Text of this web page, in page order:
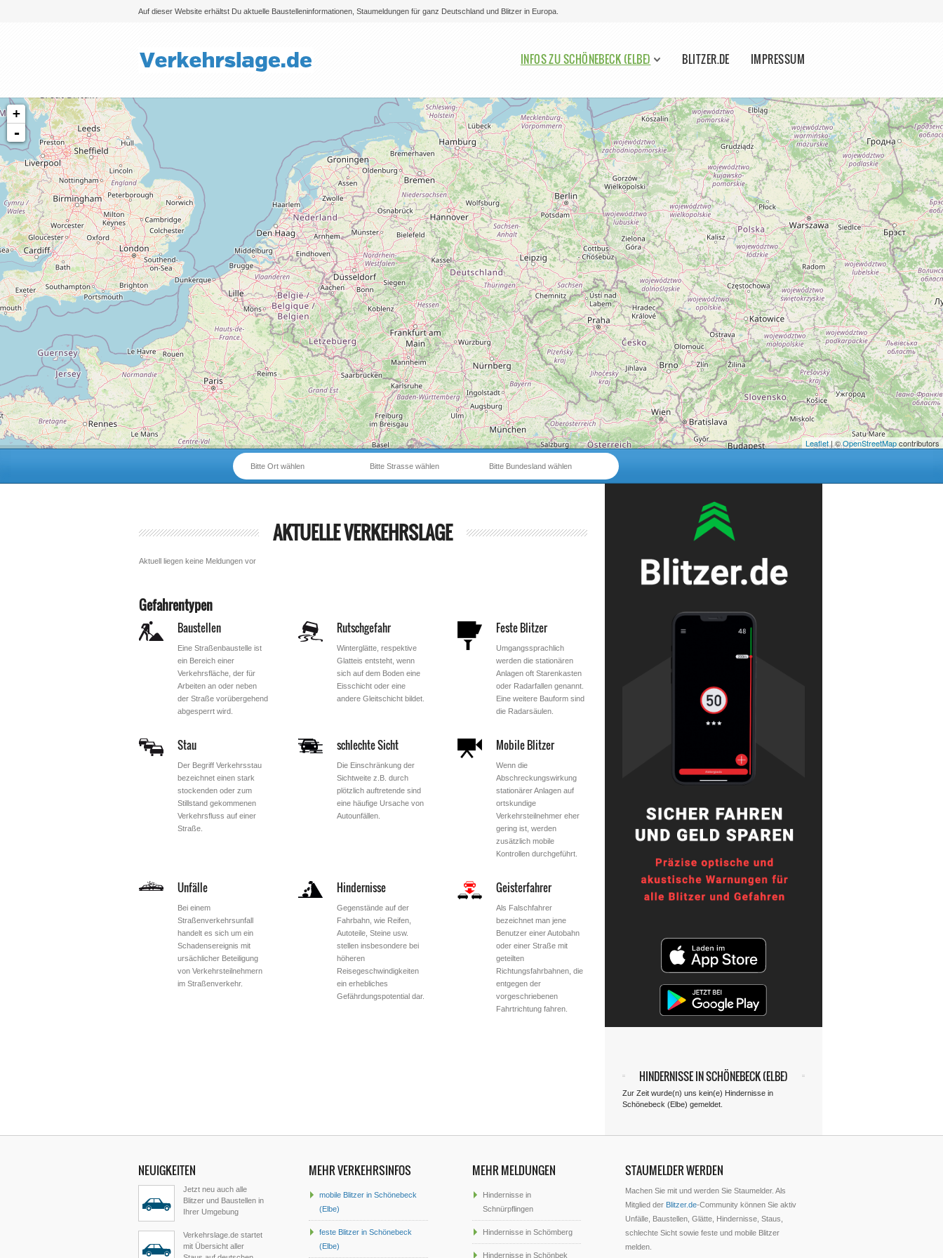
Auf dieser Website erhältst Du aktuelle Baustelleninformationen, Staumeldungen für ganz Deutschland und Blitzer in Europa.
Bitte auswählen
INFOS ZU SCHÖNEBECK (ELBE) BLITZER.DE IMPRESSUM
+
-
Leaflet| ©OpenStreetMapcontributors
Bitte Bundesland wählen
Bitte Strasse wählen
Bitte Ort wählen
AKTUELLE VERKEHRSLAGE
Aktuell liegen keine Meldungen vor
Gefahrentypen
Baustellen
Eine Straßenbaustelle ist
ein Bereich einer
Verkehrsfläche, der für
Arbeiten an oder neben
der Straße vorübergehend
abgesperrt wird.
Rutschgefahr
Winterglätte, respektive
Glatteis entsteht, wenn
sich auf dem Boden eine
Eisschicht oder eine
andere Gleitschicht bildet.
Feste Blitzer
Umgangssprachlich
werden die stationären
Anlagen oft Starenkasten
oder Radarfallen genannt.
Eine weitere Bauform sind
die Radarsäulen.
Stau
Der Begriff Verkehrsstau
bezeichnet einen stark
stockenden oder zum
Stillstand gekommenen
Verkehrsfluss auf einer
Straße.
schlechte Sicht
Die Einschränkung der
Sichtweite z.B. durch
plötzlich auftretende sind
eine häufige Ursache von
Autounfällen.
Mobile Blitzer
Wenn die
Abschreckungswirkung
stationärer Anlagen auf
ortskundige
Verkehrsteilnehmer eher
gering ist, werden
zusätzlich mobile
Kontrollen durchgeführt.
Unfälle
Bei einem
Straßenverkehrsunfall
handelt es sich um ein
Schadensereignis mit
ursächlicher Beteiligung
von Verkehrsteilnehmern
im Straßenverkehr.
Hindernisse
Gegenstände auf der
Fahrbahn, wie Reifen,
Autoteile, Steine usw.
stellen insbesondere bei
höheren
Reisegeschwindigkeiten
ein erhebliches
Gefährdungspotential dar.
Geisterfahrer
Als Falschfahrer
bezeichnet man jene
Benutzer einer Autobahn
oder einer Straße mit
geteilten
Richtungsfahrbahnen, die
entgegen der
vorgeschriebenen
Fahrtrichtung fahren.
HINDERNISSE IN SCHÖNEBECK (ELBE)
Zur Zeit wurde(n) uns kein(e) Hindernisse in
Schönebeck (Elbe) gemeldet.
NEUIGKEITEN
Jetzt neu auch alle
Blitzer und Baustellen in
Ihrer Umgebung
Verkehrslage.de startet
mit Übersicht aller
MEHR VERKEHRSINFOS
mobile Blitzer in Schönebeck
(Elbe)
feste Blitzer in Schönebeck
(Elbe)
MEHR MELDUNGEN
Hindernisse in
Schnürpflingen
Hindernisse in Schömberg
Hindernisse in Schönbek
STAUMELDER WERDEN
Machen Sie mit und werden Sie Staumelder. Als
Mitglied der Blitzer.de-Community können Sie aktiv
Unfälle, Baustellen, Glätte, Hindernisse, Staus,
schlechte Sicht sowie feste und mobile Blitzer
melden.